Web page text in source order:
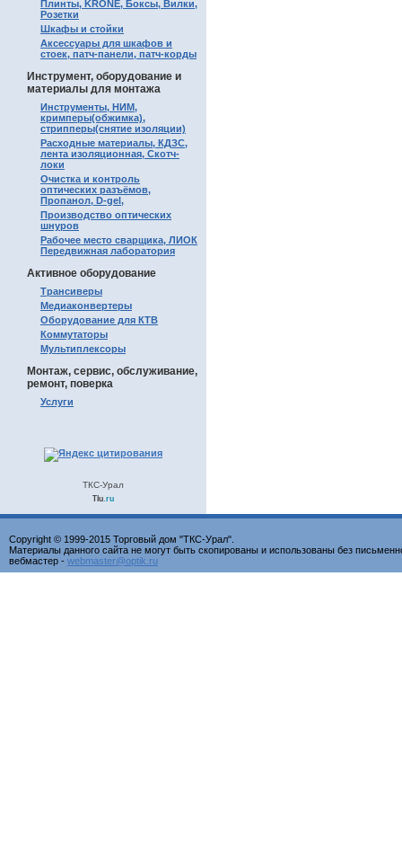
Плинты, KRONE, Боксы, Вилки,
Розетки
Шкафы и стойки
Аксессуары для шкафов и
стоек, патч-панели, патч-корды
Инструмент, оборудование и
материалы для монтажа
Инструменты, НИМ,
кримперы(обжимка),
стрипперы(снятие изоляции)
Расходные материалы, КДЗС,
лента изоляционная, Скотч-
локи
Очистка и контроль
оптических разъёмов,
Пропанол, D-gel,
Производство оптических
шнуров
Рабочее место сварщика, ЛИОК
Передвижная лаборатория
Активное оборудование
Трансиверы
Медиаконвертеры
Оборудование для КТВ
Коммутаторы
Мультиплексоры
Монтаж, сервис, обслуживание,
ремонт, поверка
Услуги
ТКС-Урал
Tiu.ru
Copyright © 1999-2015 Торговый дом "ТКС-Урал".
Материалы данного сайта не могут быть скопированы и использованы без
вебмастер - webmaster@optik.ru